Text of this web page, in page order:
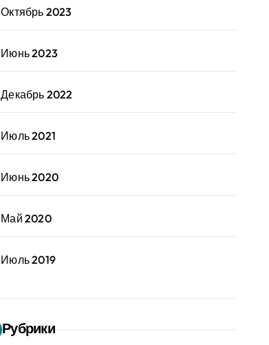
Октябрь 2023
Июнь 2023
Декабрь 2022
Июль 2021
Июнь 2020
Май 2020
Июль 2019
Рубрики